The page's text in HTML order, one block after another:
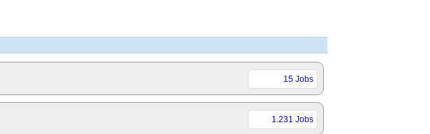
15 Jobs
1.231 Jobs